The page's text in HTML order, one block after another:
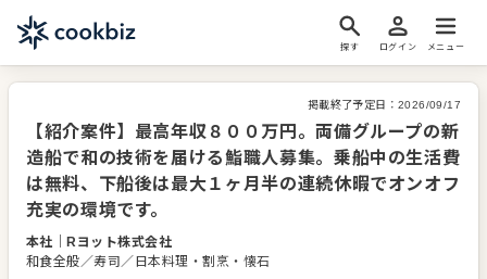
探す ログイン メニュー
掲載終了予定日： 2026/09/17
【紹介案件】最高年収８００万円。両備グループの新
造船で和の技術を届ける鮨職人募集。乗船中の生活費
は無料、下船後は最大１ヶ月半の連続休暇でオンオフ
充実の環境です。
本社
Rヨット株式会社
和食全般／寿司／日本料理・割烹・懐石